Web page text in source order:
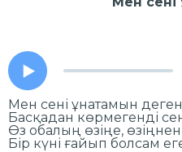
Мен сені ұнатамын
Басқадан көрмегенді
Өз обалың өзіңе,
Бір күні ғайып болсам